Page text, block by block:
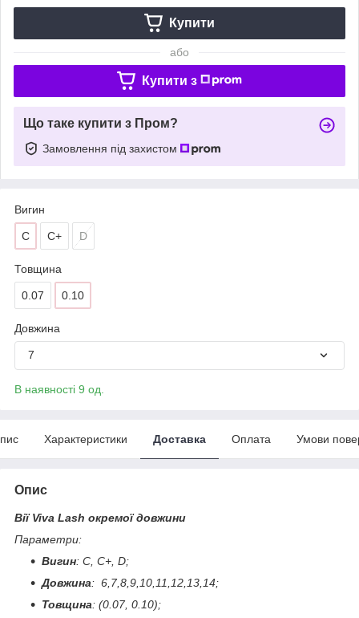
Купити
або
Купити з
Що таке купити з Пром?
Замовлення під захистом
Вигин
C C+ D
Товщина
0.07 0.10
Довжина
7
В наявності 9 од.
Характеристики Доставка Оплата Умови
Опис
Вії Viva Lash окремої довжини
Параметри:
Вигин: C, C+, D;
Довжина: 6,7,8,9,10,11,12,13,14;
Товщина: (0.07, 0.10);